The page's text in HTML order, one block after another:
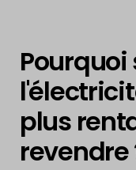
plus
revendre